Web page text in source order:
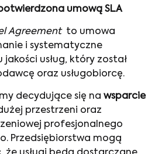
umową SLA
Agreement to umowa
i systematyczne
usług, który został
oraz usługobiorcę.
decydujące się na wsparcie
przestrzeni oraz
profesjonalnego
Przedsiębiorstwa mogą